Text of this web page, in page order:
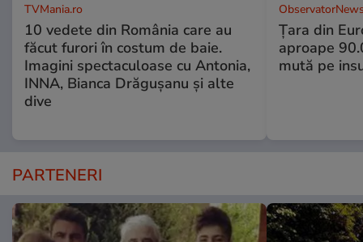
TVMania.ro
10 vedete din România care au
făcut furori în costum de baie.
Imagini spectaculoase cu Antonia,
INNA, Bianca Drăgușanu și alte
dive
Țara din
aproape
mută pe
PARTENERI